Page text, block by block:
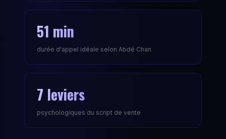
51 min
durée d'appel idéale selon Abdé Chan
7 leviers
psychologiques du script de vente